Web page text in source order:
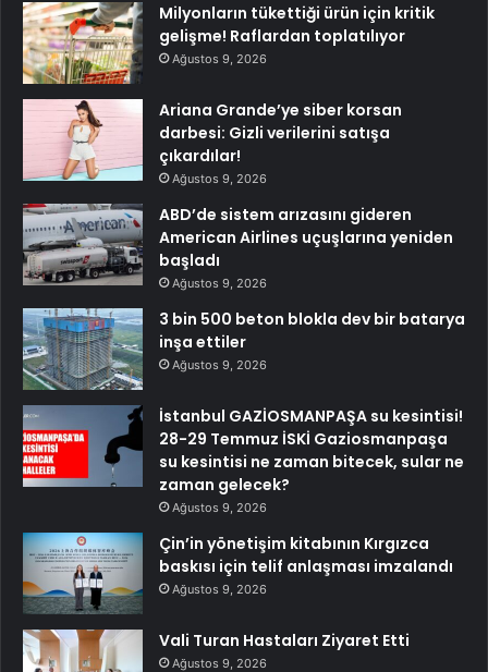
Milyonların tükettiği ürün için kritik
gelişme! Raflardan toplatılıyor
Ağustos 9, 2026
Ariana Grande’ye siber korsan
darbesi: Gizli verilerini satışa
çıkardılar!
Ağustos 9, 2026
ABD’de sistem arızasını gideren
American Airlines uçuşlarına yeniden
başladı
Ağustos 9, 2026
3 bin 500 beton blokla dev bir batarya
inşa ettiler
Ağustos 9, 2026
İstanbul GAZİOSMANPAŞA su kesintisi!
28-29 Temmuz İSKİ Gaziosmanpaşa
su kesintisi ne zaman bitecek, sular ne
zaman gelecek?
Ağustos 9, 2026
Çin’in yönetişim kitabının Kırgızca
baskısı için telif anlaşması imzalandı
Ağustos 9, 2026
Vali Turan Hastaları Ziyaret Etti
Ağustos 9, 2026